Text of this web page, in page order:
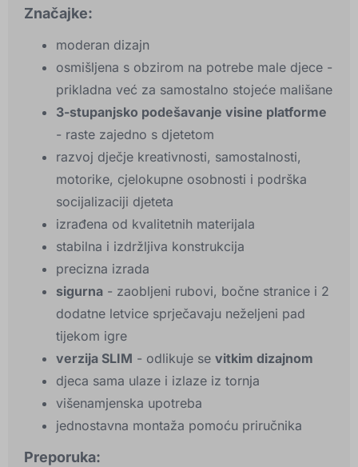
Značajke:
moderan dizajn
osmišljena s obzirom na potrebe male djece -
prikladna već za samostalno stojeće mališane
3-stupanjsko podešavanje visine platforme
- raste zajedno s djetetom
razvoj dječje kreativnosti, samostalnosti,
motorike, cjelokupne osobnosti i podrška
socijalizaciji djeteta
izrađena od kvalitetnih materijala
stabilna i izdržljiva konstrukcija
precizna izrada
sigurna - zaobljeni rubovi, bočne stranice i 2
dodatne letvice sprječavaju neželjeni pad
tijekom igre
verzija SLIM - odlikuje se vitkim dizajnom
djeca sama ulaze i izlaze iz tornja
višenamjenska upotreba
jednostavna montaža pomoću priručnika
Preporuka: